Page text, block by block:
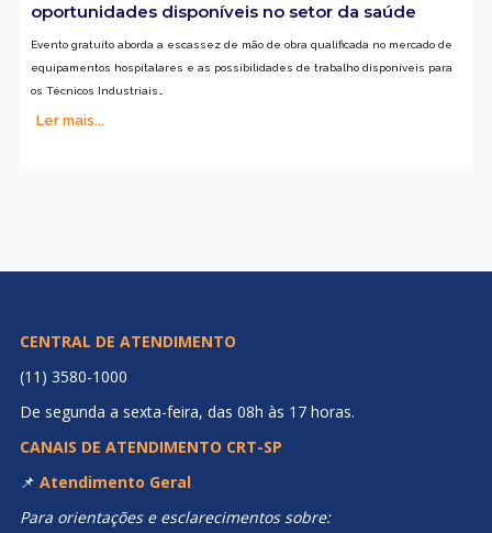
oportunidades disponíveis no setor da saúde
Evento gratuito aborda a escassez de mão de obra qualificada no mercado de
equipamentos hospitalares e as possibilidades de trabalho disponíveis para
os Técnicos Industriais…
Ler mais...
CENTRAL DE ATENDIMENTO
(11) 3580-1000
De segunda a sexta-feira, das 08h às 17 horas.
CANAIS DE ATENDIMENTO CRT-SP
📌 Atendimento Geral
Para orientações e esclarecimentos sobre: